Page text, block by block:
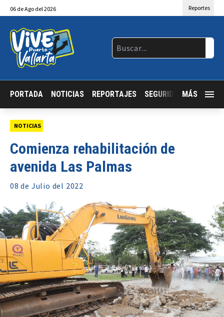
06 deAgo del 2026 Reportes
PORTADA NOTICIAS REPORTAJES SEGURIDAD JALISCO
MÁS
NOTICIAS
Comienza rehabilitación de
avenida Las Palmas
08 de Julio del 2022